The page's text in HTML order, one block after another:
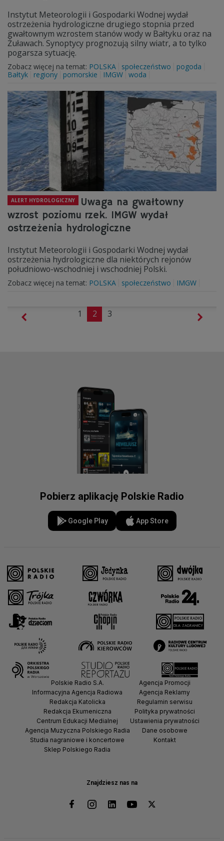
Instytut Meteorologii i Gospodarki Wodnej wydał
ostrzeżenia hydrologiczne drugiego stopnia przed
gwałtownym wzrostem stanów wody w Bałtyku oraz na
Żuławach. Synoptycy prognozują silny wiatr, a to tylko
pogarsza sytuację.
Zobacz więcej na temat: POLSKA społeczeństwo
pogoda
Bałtyk
regiony pomorskie IMGW woda
ALERT HYDROLOGICZNY
Uwaga na gwałtowny
wzrost poziomu rzek. IMGW wydał
ostrzeżenia hydrologiczne
Instytut Meteorologii i Gospodarki Wodnej wydał
ostrzeżenia hydrologiczne dla niektórych rejonów
południowo-wschodniej i wschodniej Polski.
Zobacz więcej na temat: POLSKA społeczeństwo IMGW
1 2 3
Pobierz aplikację Polskie Radio
Google Play App Store
Znajdziesz nas na
Polskie Radio S.A.
Informacyjna Agencja Radiowa
Redakcja Katolicka
Redakcja Ekumeniczna
Centrum Edukacji Medialnej
Agencja Muzyczna Polskiego Radia
Studia nagraniowe i koncertowe
Sklep Polskiego Radia
Agencja Promocji
Agencja Reklamy
Regulamin serwisu
Polityka prywatności
Ustawienia prywatności
Dane osobowe
Kontakt